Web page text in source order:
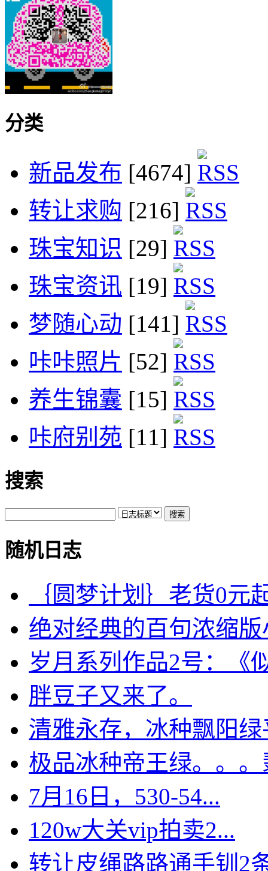
分类
新品发布 [4674]
转让求购 [216]
珠宝知识 [29]
珠宝资讯 [19]
梦随心动 [141]
咔咔照片 [52]
养生锦囊 [15]
咔府别苑 [11]
搜索
随机日志
｛圆梦计划｝老货0元
绝对经典的百句浓缩版
岁月系列作品2号：《
胖豆子又来了。
清雅永存，冰种飘阳绿
极品冰种帝王绿。。。
7月16日，530-54...
120w大关vip拍卖2...
转让皮绳路路通手钏2